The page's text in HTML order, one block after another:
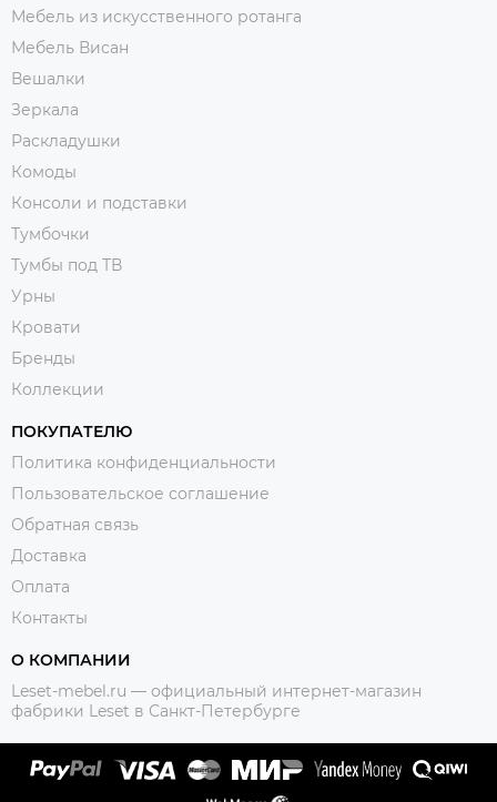
Мебель из искусственного ротанга
Мебель Висан
Вешалки
Зеркала
Раскладушки
Комоды
Консоли и подставки
Тумбочки
Тумбы под ТВ
Урны
Кровати
Бренды
Коллекции
ПОКУПАТЕЛЮ
Политика конфиденциальности
Пользовательское соглашение
Обратная связь
Доставка
Оплата
Контакты
О КОМПАНИИ
Leset-mebel.ru — официальный интернет-магазин
фабрики Leset в Санкт-Петербурге